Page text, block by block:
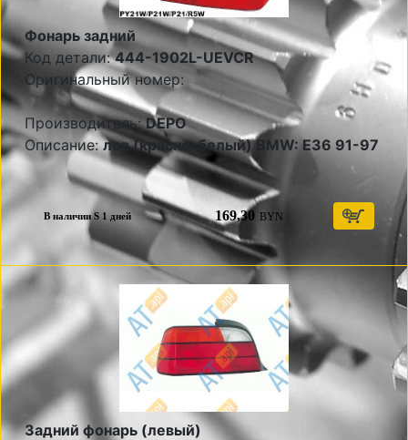
Фонарь задний
Код детали:444-1902L-UEVCR
Оригинальный номер:
Производитель:DEPO
Описание:лев (красно-белый) BMW: E36 91-97
В наличии S 1 дней 169,30 BYN
Задний фонарь (левый)